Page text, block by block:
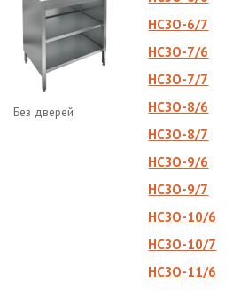
Без дверей
НСЗО-6/7
НСЗО-7/6
НСЗО-7/7
НСЗО-8/6
НСЗО-8/7
НСЗО-9/6
НСЗО-9/7
НСЗО-10/6
НСЗО-10/7
НСЗО-11/6